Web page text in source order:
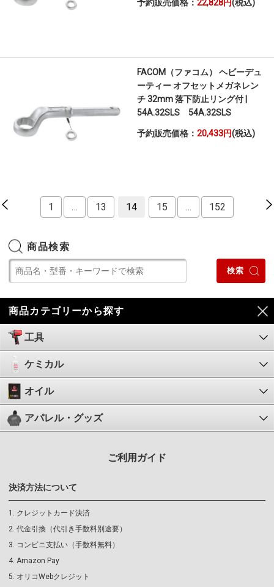
予約販売価格： 22,828円(税込)
FACOM（ファコム） ヘビーデュ
ーティー オフセットメガネレン
チ 32mm 落下防止リング付 |
54A.32SLS 54A.32SLS
予約販売価格： 20,433円(税込)
1 … 13 14 15 … 152
商品検索
商品カテゴリーから探す
工具
ケミカル
オイル
アパレル・グッズ
ご利用ガイド
決済方法について
クレジットカード決済
代金引換（代引き手数料別途要）
コンビニ支払い（手数料無料）
Amazon Pay
オリコWebクレジット